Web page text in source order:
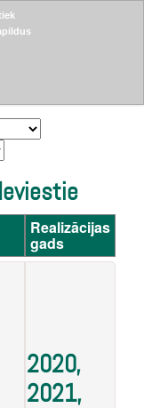
Ieviestie
Realizācijas
gads
2020,
2021,